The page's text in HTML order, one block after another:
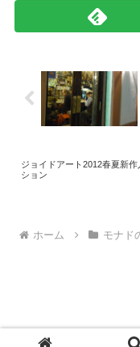
ジョイドアート2012春夏新作
ション
ホーム モナド